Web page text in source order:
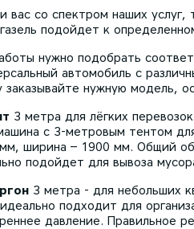
вас со спектром наших услуг,
подойдет к
нужно подобрать
автомобиль с
заказывайте нужную модель,
3 метра для лёгких
с 3-метровым тентом
ширина – 1900 мм. Общий
подойдет для вывоза
3 метра - для небольших
подходит для
давление. Правильное